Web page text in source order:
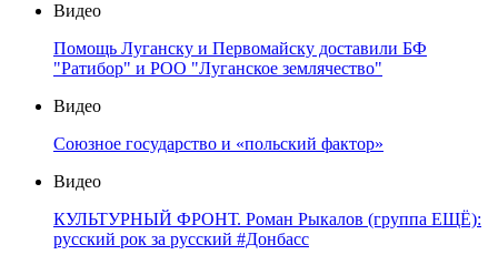
Видео
Помощь Луганску и Первомайску доставили БФ
"Ратибор" и РОО "Луганское землячество"
Видео
Союзное государство и «польский фактор»
Видео
КУЛЬТУРНЫЙ ФРОНТ. Роман Рыкалов (группа ЕЩЁ):
русский рок за русский #Донбасс